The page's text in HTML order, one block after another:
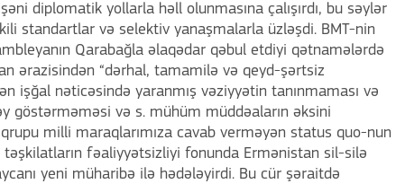
diplomatik yollarla həll olunmasına çalışırdı, bu səylər
standartlar və selektiv yanaşmalarla üzləşdi. BMT-nin
Qarabağla əlaqədar qəbul etdiyi qətnamələrdə
ərazisindən “dərhal, tamamilə və qeyd-şərtsiz
işğal nəticəsində yaranmış vəziyyətin tanınmaması və
göstərməməsi və s. mühüm müddəaların əksini
milli maraqlarımıza cavab verməyən status quo-nun
təşkilatların fəaliyyətsizliyi fonunda Ermənistan sil-silə
yeni müharibə ilə hədələyirdi. Bu cür şəraitdə